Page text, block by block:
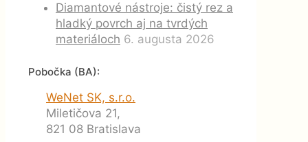
Diamantové nástroje: čistý rez a
hladký povrch aj na tvrdých
materiáloch 6. augusta 2026
Pobočka (BA):
WeNet SK, s.r.o.
Miletičova 21,
821 08 Bratislava